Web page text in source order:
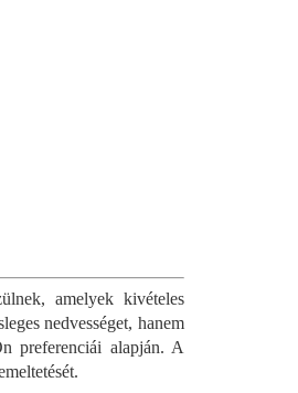
amelyek kivételes
nedvességet, hanem
preferenciái alapján. A